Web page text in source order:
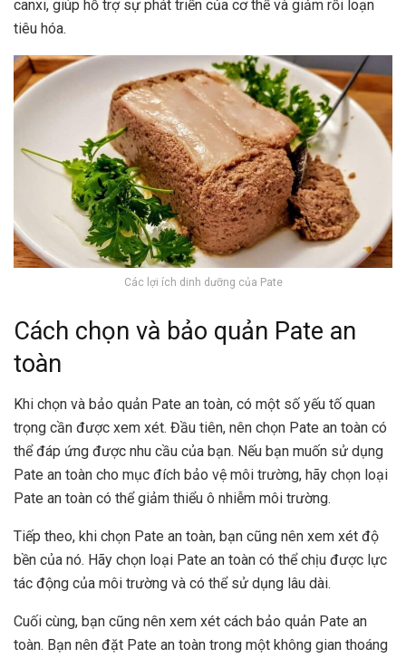
canxi, giúp hỗ trợ sự phát triển của cơ thể và giảm rối loạn
tiêu hóa.
Các lợi ích dinh dưỡng của Pate
Cách chọn và bảo quản Pate an
toàn
Khi chọn và bảo quản Pate an toàn, có một số yếu tố quan
trọng cần được xem xét. Đầu tiên, nên chọn Pate an toàn có
thể đáp ứng được nhu cầu của bạn. Nếu bạn muốn sử dụng
Pate an toàn cho mục đích bảo vệ môi trường, hãy chọn loại
Pate an toàn có thể giảm thiểu ô nhiễm môi trường.
Tiếp theo, khi chọn Pate an toàn, bạn cũng nên xem xét độ
bền của nó. Hãy chọn loại Pate an toàn có thể chịu được lực
tác động của môi trường và có thể sử dụng lâu dài.
Cuối cùng, bạn cũng nên xem xét cách bảo quản Pate an
toàn. Bạn nên đặt Pate an toàn trong một không gian thoáng